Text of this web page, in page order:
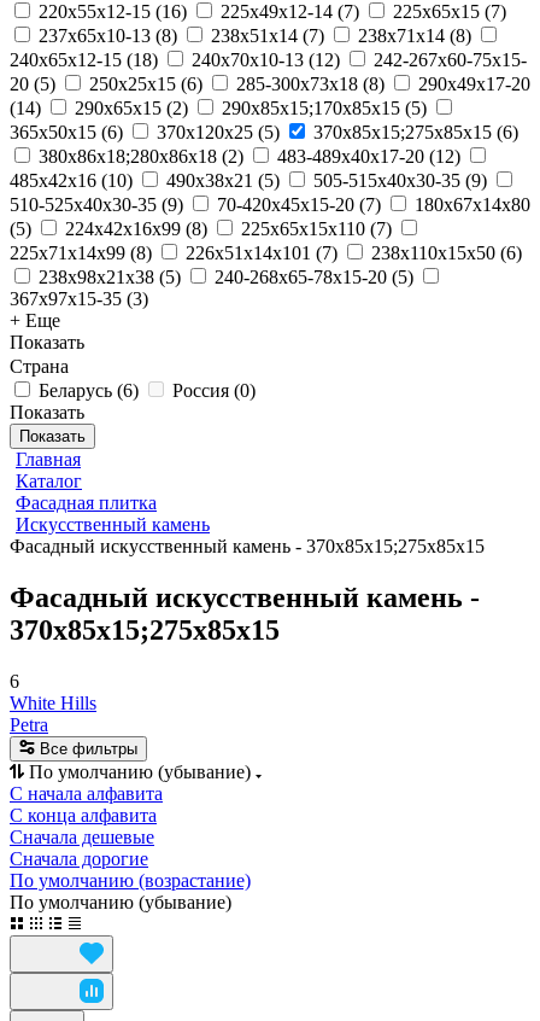
220x55x12-15 (16) 225x49x12-14 (7) 225х65х15 (7)
237x65x10-13 (8) 238х51х14 (7) 238х71х14 (8)
240x65x12-15 (18) 240x70x10-13 (12)
242-267x60-75x15-
20 (5) 250x25x15 (6) 285-300x73x18 (8)
290x49x17-20
(14) 290х65х15 (2) 290х85х15;170х85х15 (5)
365х50х15 (6) 370х120х25 (5) 370х85х15;275х85х15 (6)
380х86х18;280х86х18 (2) 483-489x40x17-20 (12)
485х42х16 (10) 490х38х21 (5) 505-515x40x30-35 (9)
510-525x40x30-35 (9) 70-420x45x15-20 (7)
180х67х14х80
(5) 224х42х16х99 (8) 225х65х15х110 (7)
225х71х14х99 (8) 226х51х14х101 (7) 238х110х15х50 (6)
238х98х21х38 (5) 240-268x65-78x15-20 (5)
367x97x15-35 (3)
+ Еще
Показать
Страна
Беларусь (6) Россия (0)
Показать
Показать
Главная
Каталог
Фасадная плитка
Искусственный камень
Фасадный искусственный камень - 370х85х15;275х85х15
Фасадный искусственный камень -
370х85х15;275х85х15
6
White Hills
Petra
Все фильтры
По умолчанию (убывание)
С начала алфавита
С конца алфавита
Сначала дешевые
Сначала дорогие
По умолчанию (возрастание)
По умолчанию (убывание)